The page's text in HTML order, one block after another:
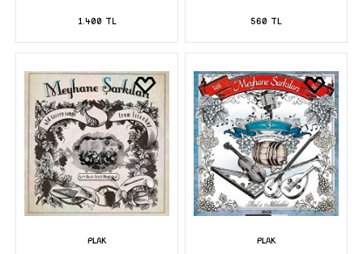
1.400 TL 560 TL